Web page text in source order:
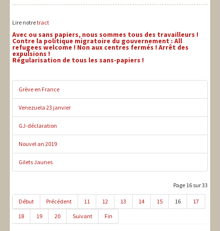
Lire notretract
Avec ou sans papiers, nous sommes tous des travailleurs !
Contre la politique migratoire du gouvernement : All
refugees welcome ! Non aux centres fermés ! Arrêt des
expulsions !
Régularisation de tous les sans-papiers !
Grève en France
Venezuela 23 janvier
GJ-déclaration
Nouvel an 2019
Gilets Jaunes
Page 16 sur 33
Début Précédent 11 12 13 14 15 16
17
18
19 20 Suivant Fin